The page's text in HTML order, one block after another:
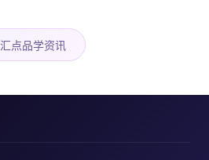
汇点品学资讯